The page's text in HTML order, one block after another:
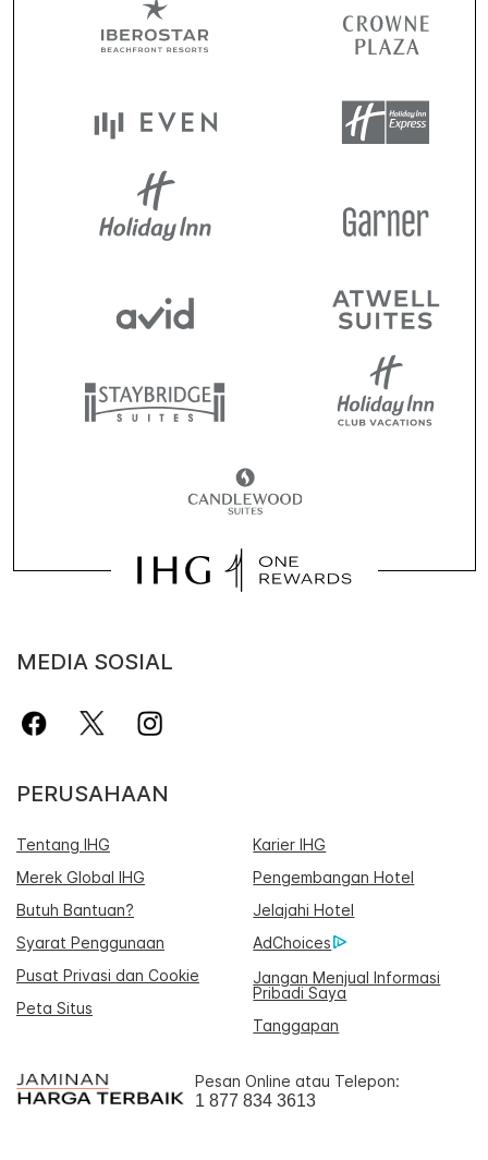
MEDIA SOSIAL
PERUSAHAAN
Tentang IHG
Karier IHG
Merek Global IHG
Pengembangan Hotel
Butuh Bantuan?
Jelajahi Hotel
Syarat Penggunaan
AdChoices
Pusat Privasi dan Cookie
Jangan Menjual Informasi
Pribadi Saya
Peta Situs
Tanggapan
Pesan Online atau Telepon:
1 877 834 3613